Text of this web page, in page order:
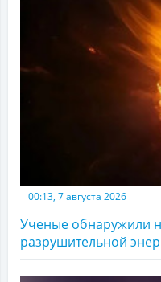
00:13, 7 августа 2026
Ученые обнаружили
разрушительной